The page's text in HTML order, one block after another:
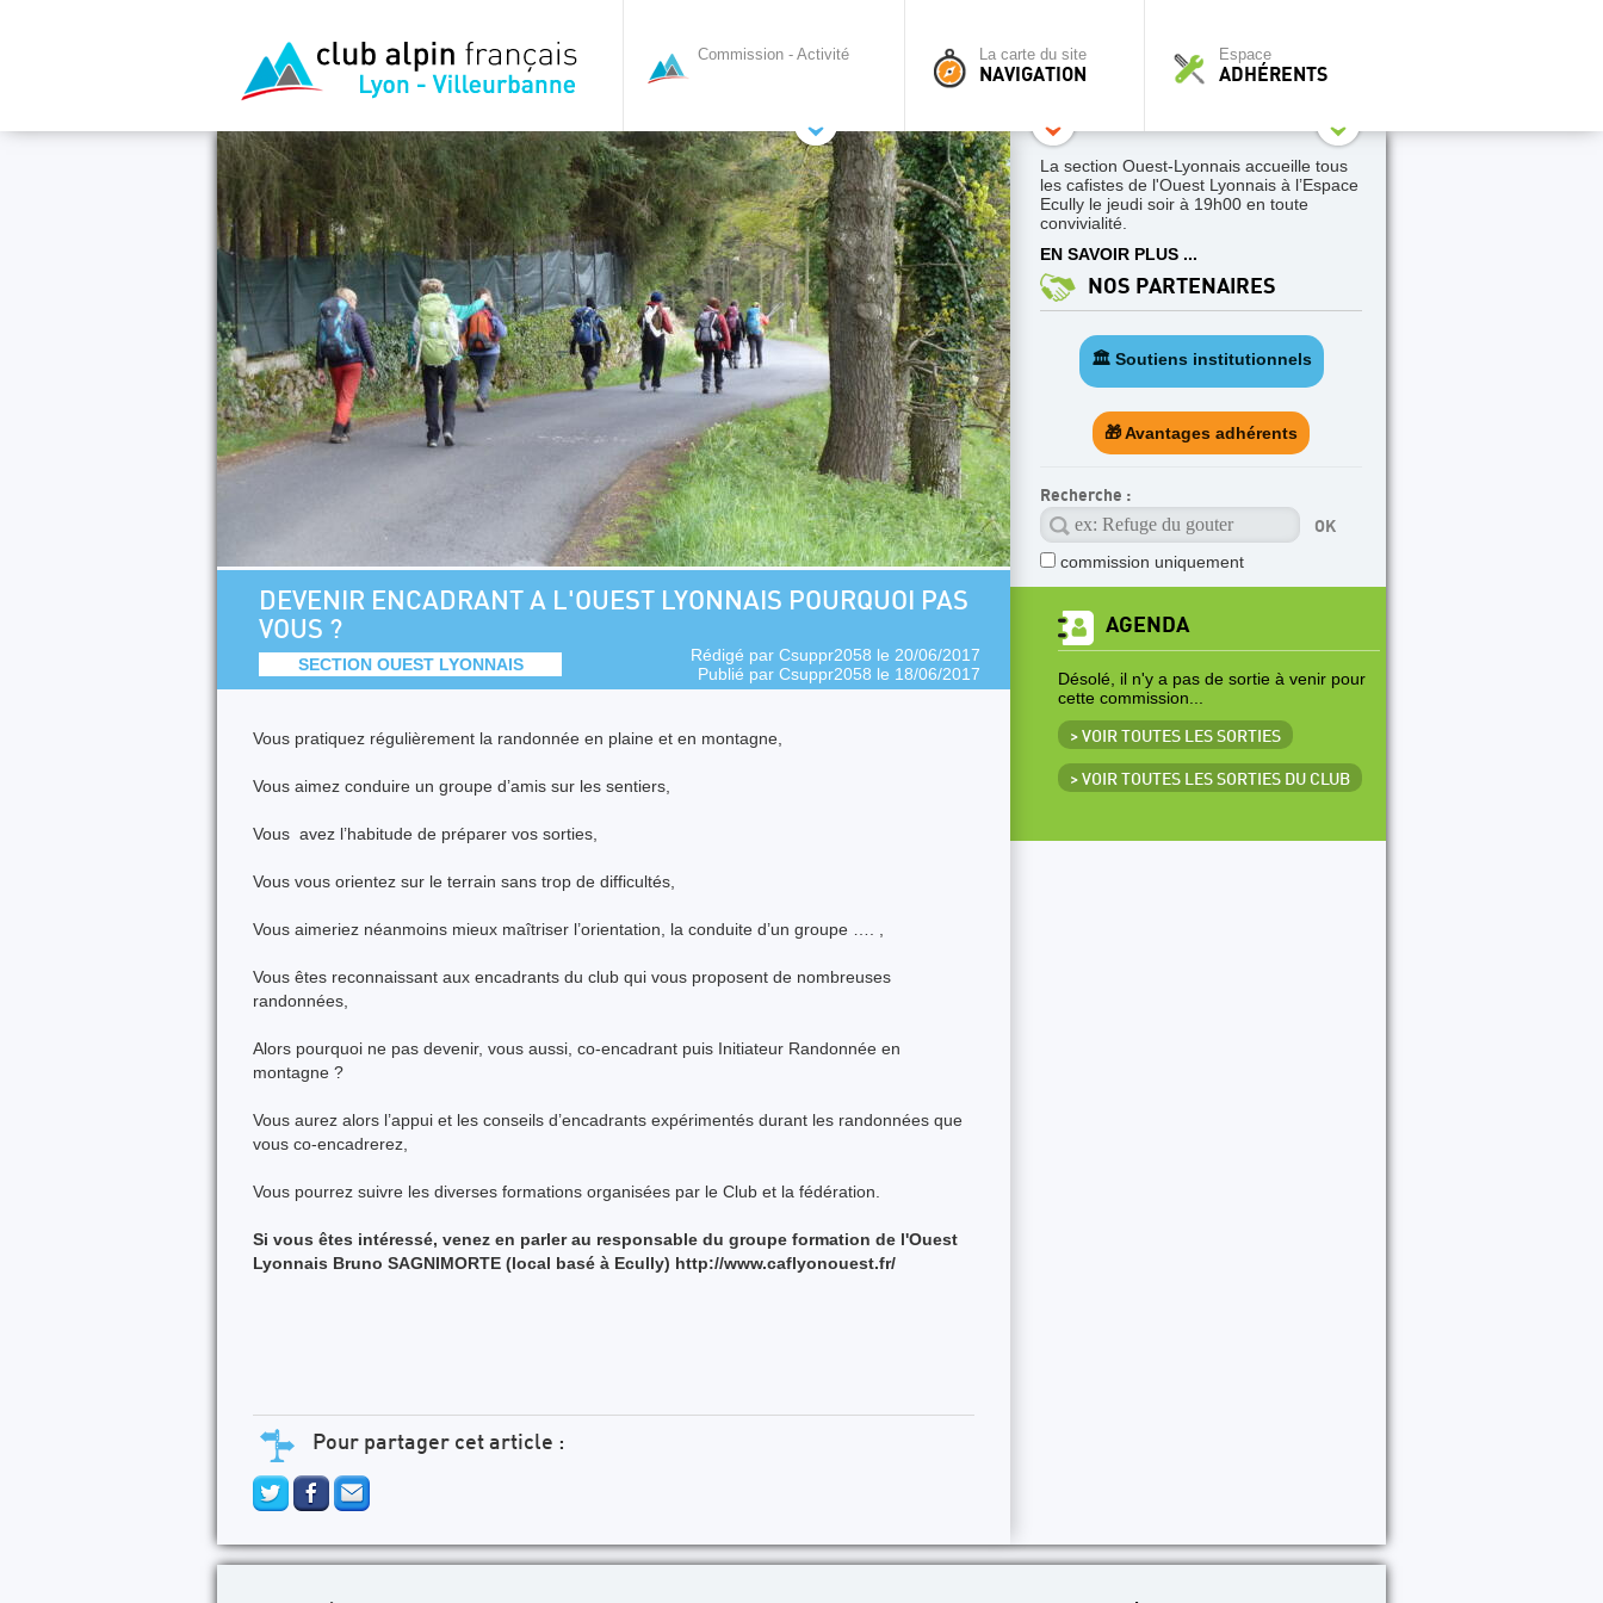
Commission - Activité La carte du site
NAVIGATION
Espace
ADHÉRENTS
DEVENIR ENCADRANT A L'OUEST LYONNAIS POURQUOI PAS
VOUS ?
SECTION OUEST LYONNAIS Rédigé par Csuppr2058 le 20/06/2017
Publié par Csuppr2058 le 18/06/2017
Vous pratiquez régulièrement la randonnée en plaine et en montagne,
Vous aimez conduire un groupe d’amis sur les sentiers,
Vous avez l’habitude de préparer vos sorties,
Vous vous orientez sur le terrain sans trop de difficultés,
Vous aimeriez néanmoins mieux maîtriser l’orientation, la conduite d’un groupe …. ,
Vous êtes reconnaissant aux encadrants du club qui vous proposent de nombreuses
randonnées,
Alors pourquoi ne pas devenir, vous aussi, co-encadrant puis Initiateur Randonnée en
montagne ?
Vous aurez alors l’appui et les conseils d’encadrants expérimentés durant les randonnées que
vous co-encadrerez,
Vous pourrez suivre les diverses formations organisées par le Club et la fédération.
Si vous êtes intéressé, venez en parler au responsable du groupe formation de l'Ouest
Lyonnais Bruno SAGNIMORTE (local basé à Ecully) http://www.caflyonouest.fr/
Pour partager cet article :
La section Ouest-Lyonnais accueille tous
les cafistes de l'Ouest Lyonnais à l’Espace
Ecully le jeudi soir à 19h00 en toute
convivialité.
EN SAVOIR PLUS ...
NOS PARTENAIRES
🏛️ Soutiens institutionnels
🎁 Avantages adhérents
Recherche :
commission uniquement
AGENDA
Désolé, il n'y a pas de sortie à venir pour
cette commission...
> VOIR TOUTES LES SORTIES
> VOIR TOUTES LES SORTIES DU CLUB